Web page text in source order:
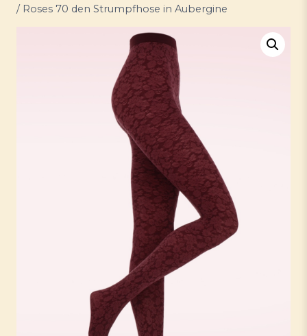
/ Roses 70 den Strumpfhose in Aubergine